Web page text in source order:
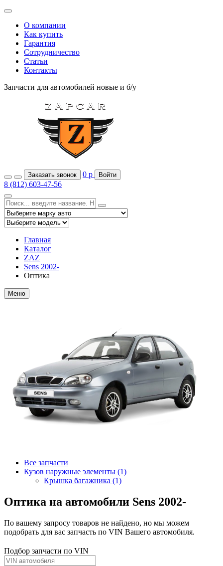
О компании
Как купить
Гарантия
Сотрудничество
Статьи
Контакты
Запчасти для автомобилей новые и б/у
Заказать звонок 0 р Войти
8 (812) 603-47-56
Главная
Каталог
ZAZ
Sens 2002-
Оптика
Меню
Все запчасти
Кузов наружные элементы (1)
Крышка багажника (1)
Оптика на автомобили Sens 2002-
По вашему запросу товаров не найдено, но мы можем
подобрать для вас запчасть по VIN Вашего автомобиля.
Подбор запчасти по VIN